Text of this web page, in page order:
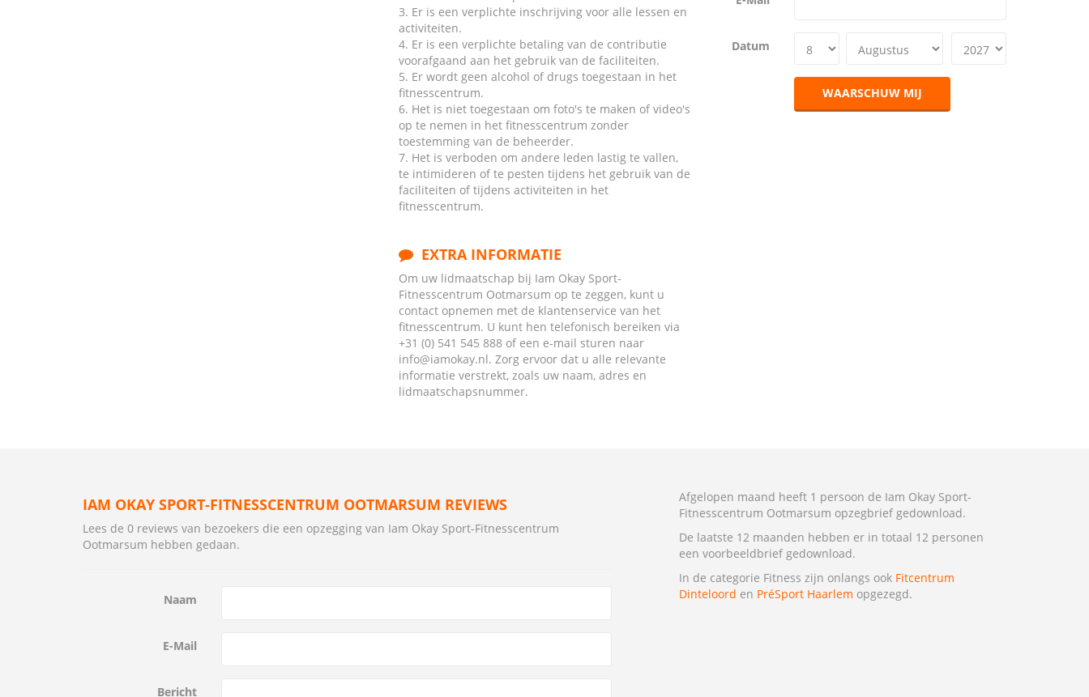
3. Er is een verplichte inschrijving voor alle lessen en
activiteiten.
4. Er is een verplichte betaling van de contributie
voorafgaand aan het gebruik van de faciliteiten.
5. Er wordt geen alcohol of drugs toegestaan in het
fitnesscentrum.
6. Het is niet toegestaan om foto's te maken of video's
op te nemen in het fitnesscentrum zonder
toestemming van de beheerder.
7. Het is verboden om andere leden lastig te vallen,
te intimideren of te pesten tijdens het gebruik van de
faciliteiten of tijdens activiteiten in het
fitnesscentrum.
EXTRA INFORMATIE
Om uw lidmaatschap bij Iam Okay Sport-
Fitnesscentrum Ootmarsum op te zeggen, kunt u
contact opnemen met de klantenservice van het
fitnesscentrum. U kunt hen telefonisch bereiken via
+31 (0) 541 545 888 of een e-mail sturen naar
info@iamokay.nl. Zorg ervoor dat u alle relevante
informatie verstrekt, zoals uw naam, adres en
lidmaatschapsnummer.
Datum
WAARSCHUW MIJ
IAM OKAY SPORT-FITNESSCENTRUM OOTMARSUM REVIEWS
Lees de 0 reviews van bezoekers die een opzegging van Iam Okay Sport-Fitnesscentrum
Ootmarsum hebben gedaan.
Naam
E-Mail
Bericht
Afgelopen maand heeft 1 persoon de Iam Okay Sport-
Fitnesscentrum Ootmarsum opzegbrief gedownload.
De laatste 12 maanden hebben er in totaal 12 personen
een voorbeeldbrief gedownload.
In de categorie Fitness zijn onlangs ook Fitcentrum
Dinteloord en PréSport Haarlem opgezegd.